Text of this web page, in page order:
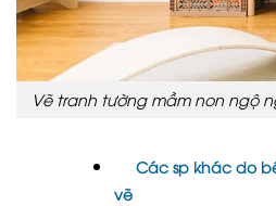
Vẽ tranh tường mầm non ngộ
Các sp khác do
vẽ